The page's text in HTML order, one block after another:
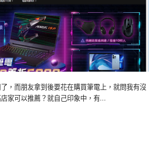
，而朋友拿到後要花在購買筆電上，就問我有沒
家可以推薦？就自己印象中，有…